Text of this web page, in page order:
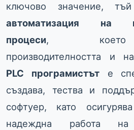
ключово значение,
автоматизация на
процеси, което
производителността и
PLC програмистъте
създава, тества и
софтуер, като
надеждна работа